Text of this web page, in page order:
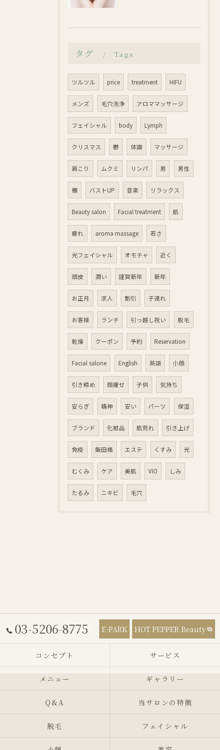
タグ Tags
ツルツル price treatment HIFU
メンズ 毛穴洗浄 アロママッサージ
フェイシャル body Lymph
クリスマス 鬱 体調 マッサージ
肩こり ムクミ リンパ 男 男性
棚 バストUP 音楽 リラックス
Beauty salon Facial treatment 肌
疲れ aroma massage 若さ
光フェイシャル オモチャ 近く
頭皮 潤い 謹賀新年 新年
お正月 求人 割引 子連れ
お客様 ランチ 引っ越し祝い 脱毛
乾燥 クーポン 予約 Reservation
Facial salone English 英語 小顔
引き締め 顔痩せ 子供 気持ち
安らぎ 精神 安い パーツ 保湿
ブランド 化粧品 肌荒れ 引き上げ
免疫 飯田橋 エステ くすみ 光
むくみ ケア 美肌 VIO しみ
たるみ ニキビ 毛穴
03-5206-8775 E-PARK HOT PEPPER Beauty
コンセプト サービス
メニュー ギャラリー
Q&A 当サロンの特徴
脱毛 フェイシャル